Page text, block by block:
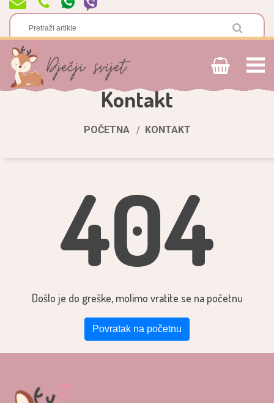
Kontakt
POČETNA KONTAKT
404
Došlo je do greške, molimo vratite se na početnu
Povratak na početnu